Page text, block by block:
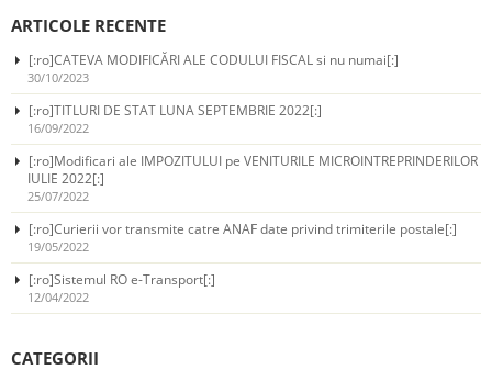
ARTICOLE RECENTE
[:ro]CATEVA MODIFICĂRI ALE CODULUI FISCAL si nu numai[:]
30/10/2023
[:ro]TITLURI DE STAT LUNA SEPTEMBRIE 2022[:]
16/09/2022
[:ro]Modificari ale IMPOZITULUI pe VENITURILE MICROINTREPRINDERILOR
IULIE 2022[:]
25/07/2022
[:ro]Curierii vor transmite catre ANAF date privind trimiterile postale[:]
19/05/2022
[:ro]Sistemul RO e-Transport[:]
12/04/2022
CATEGORII